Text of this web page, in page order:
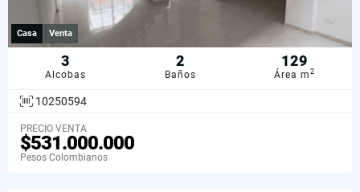
Casa Venta
3
Alcobas
2
Baños
129
Área m2
10250594
PRECIO VENTA
$531.000.000
Pesos Colombianos